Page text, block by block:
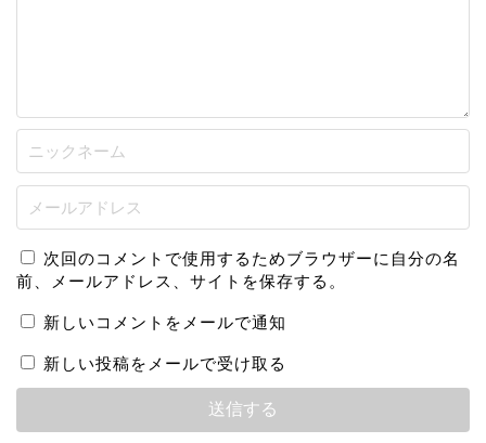
次回のコメントで使用するためブラウザーに自分の名
前、メールアドレス、サイトを保存する。
新しいコメントをメールで通知
新しい投稿をメールで受け取る